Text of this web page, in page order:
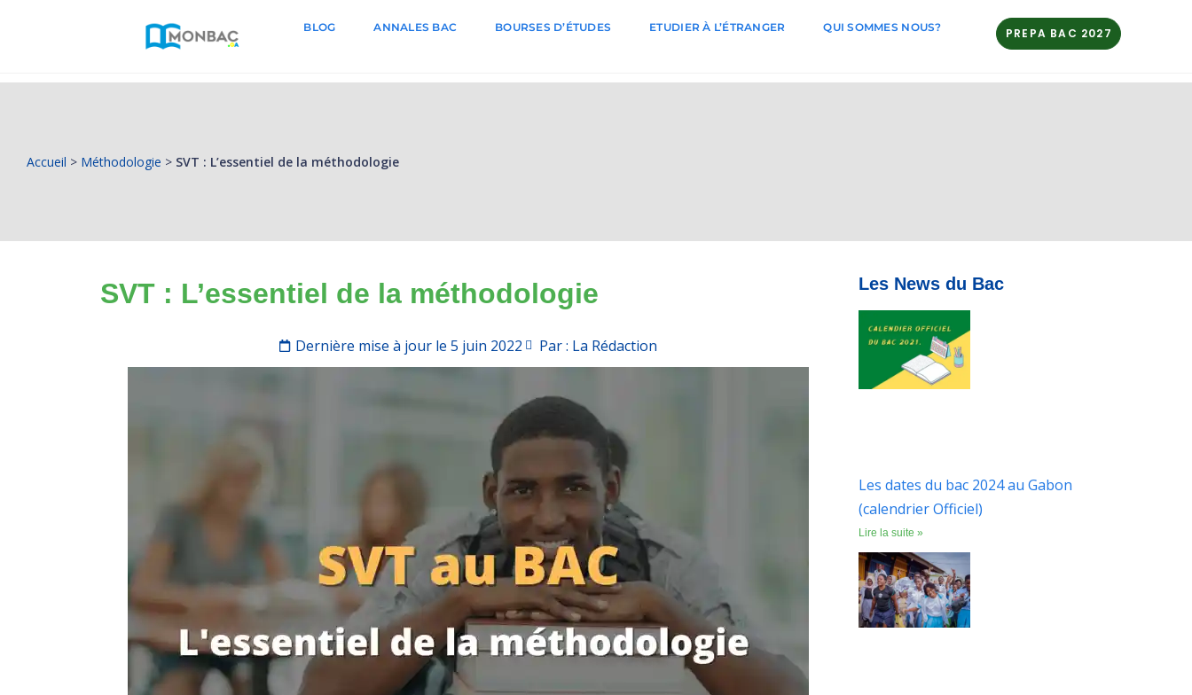
BLOG ANNALES BAC BOURSES D’ÉTUDES ETUDIER À L’ÉTRANGER QUI SOMMES NOUS? PREPA BAC 2027
Accueil > Méthodologie > SVT : L’essentiel de la méthodologie
SVT : L’essentiel de la méthodologie
Dernière mise à jour le 5 juin 2022 Par : La Rédaction
Les News du Bac
Les dates du bac 2024 au Gabon
(calendrier Officiel)
Lire la suite »